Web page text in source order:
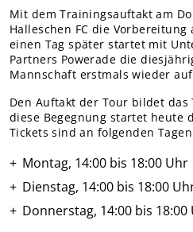
MITGLIEDER
Online-Antrag
Mit dem Trainingsauftakt am
Halleschen FC die
einen Tag später startet mit
Partners Powerade die
Mannschaft erstmals wieder
Den Auftakt der Tour bildet das
diese Begegnung startet heute
Tickets sind an folgenden
Montag, 14:00 bis 18:00 Uhr
Dienstag, 14:00 bis 18:00
Donnerstag, 14:00 bis 18:00